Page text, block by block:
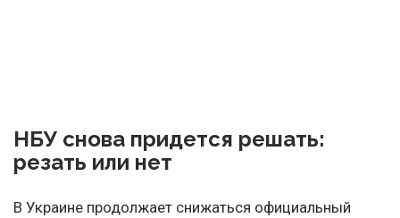
НБУ снова придется решать:
резать или нет
В Украине продолжает снижаться официальный